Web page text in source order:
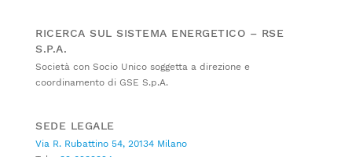
RICERCA SUL SISTEMA ENERGETICO – RSE
S.P.A.
Società con Socio Unico soggetta a direzione e
coordinamento di GSE S.p.A.
SEDE LEGALE
Via R. Rubattino 54, 20134 Milano